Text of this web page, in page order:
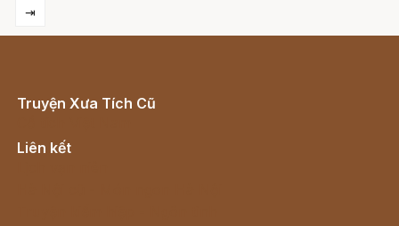
⇥
Truyện Xưa Tích Cũ
Liên kết